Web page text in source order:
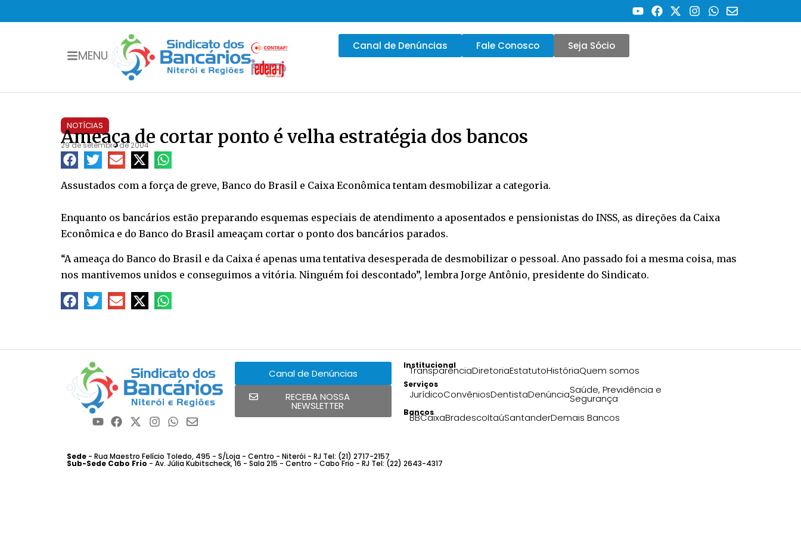
MENU
Canal de Denúncias Fale Conosco Seja Sócio
NOTÍCIAS
Ameaça de cortar ponto é velha estratégia dos bancos
29 de setembro de 2004
Assustados com a força de greve, Banco do Brasil e Caixa Econômica tentam desmobilizar a categoria.
Enquanto os bancários estão preparando esquemas especiais de atendimento a aposentados e pensionistas do INSS, as direções da Caixa
Econômica e do Banco do Brasil ameaçam cortar o ponto dos bancários parados.
“A ameaça do Banco do Brasil e da Caixa é apenas uma tentativa desesperada de desmobilizar o pessoal. Ano passado foi a mesma coisa, mas
nos mantivemos unidos e conseguimos a vitória. Ninguém foi descontado”, lembra Jorge Antônio, presidente do Sindicato.
Canal de Denúncias
RECEBA NOSSA
NEWSLETTER
Institucional
TransparênciaDiretoriaEstatutoHistóriaQuem somos
Serviços
JurídicoConvêniosDentistaDenúnciaSaúde, Previdência e
Segurança
Bancos
BBCaixaBradescoItaúSantanderDemais Bancos
Sede - Rua Maestro Felício Toledo, 495 - S/Loja - Centro - Niterói - RJ Tel: (21) 2717-2157
Sub-Sede Cabo Frio - Av. Júlia Kubitscheck, 16 - Sala 215 - Centro - Cabo Frio - RJ Tel: (22) 2643-4317